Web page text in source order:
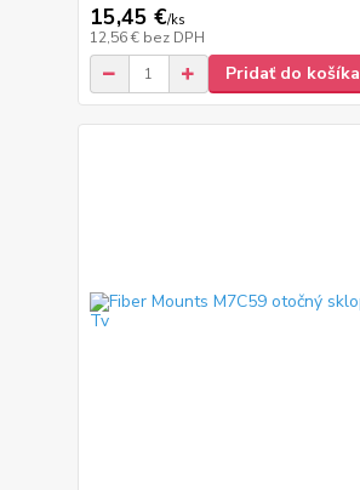
15,45 €/ks
12,56 € bez DPH
Pridať do košíka